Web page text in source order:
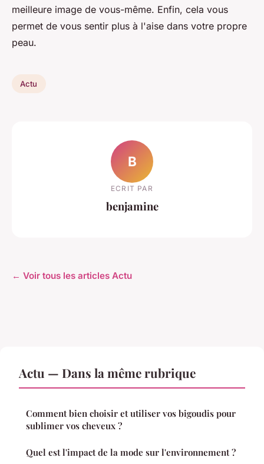
meilleure image de vous-même. Enfin, cela vous
permet de vous sentir plus à l'aise dans votre propre
peau.
Actu
B
ECRIT PAR
benjamine
← Voir tous les articles Actu
Actu — Dans la même rubrique
Comment bien choisir et utiliser vos bigoudis pour
sublimer vos cheveux ?
Quel est l'impact de la mode sur l'environnement ?